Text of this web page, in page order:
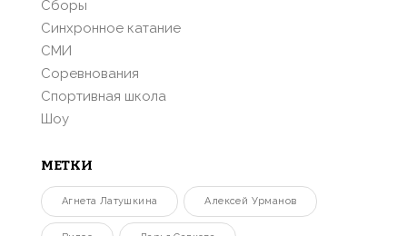
Сборы
Синхронное катание
СМИ
Соревнования
Спортивная школа
Шоу
МЕТКИ
Агнета Латушкина Алексей Урманов